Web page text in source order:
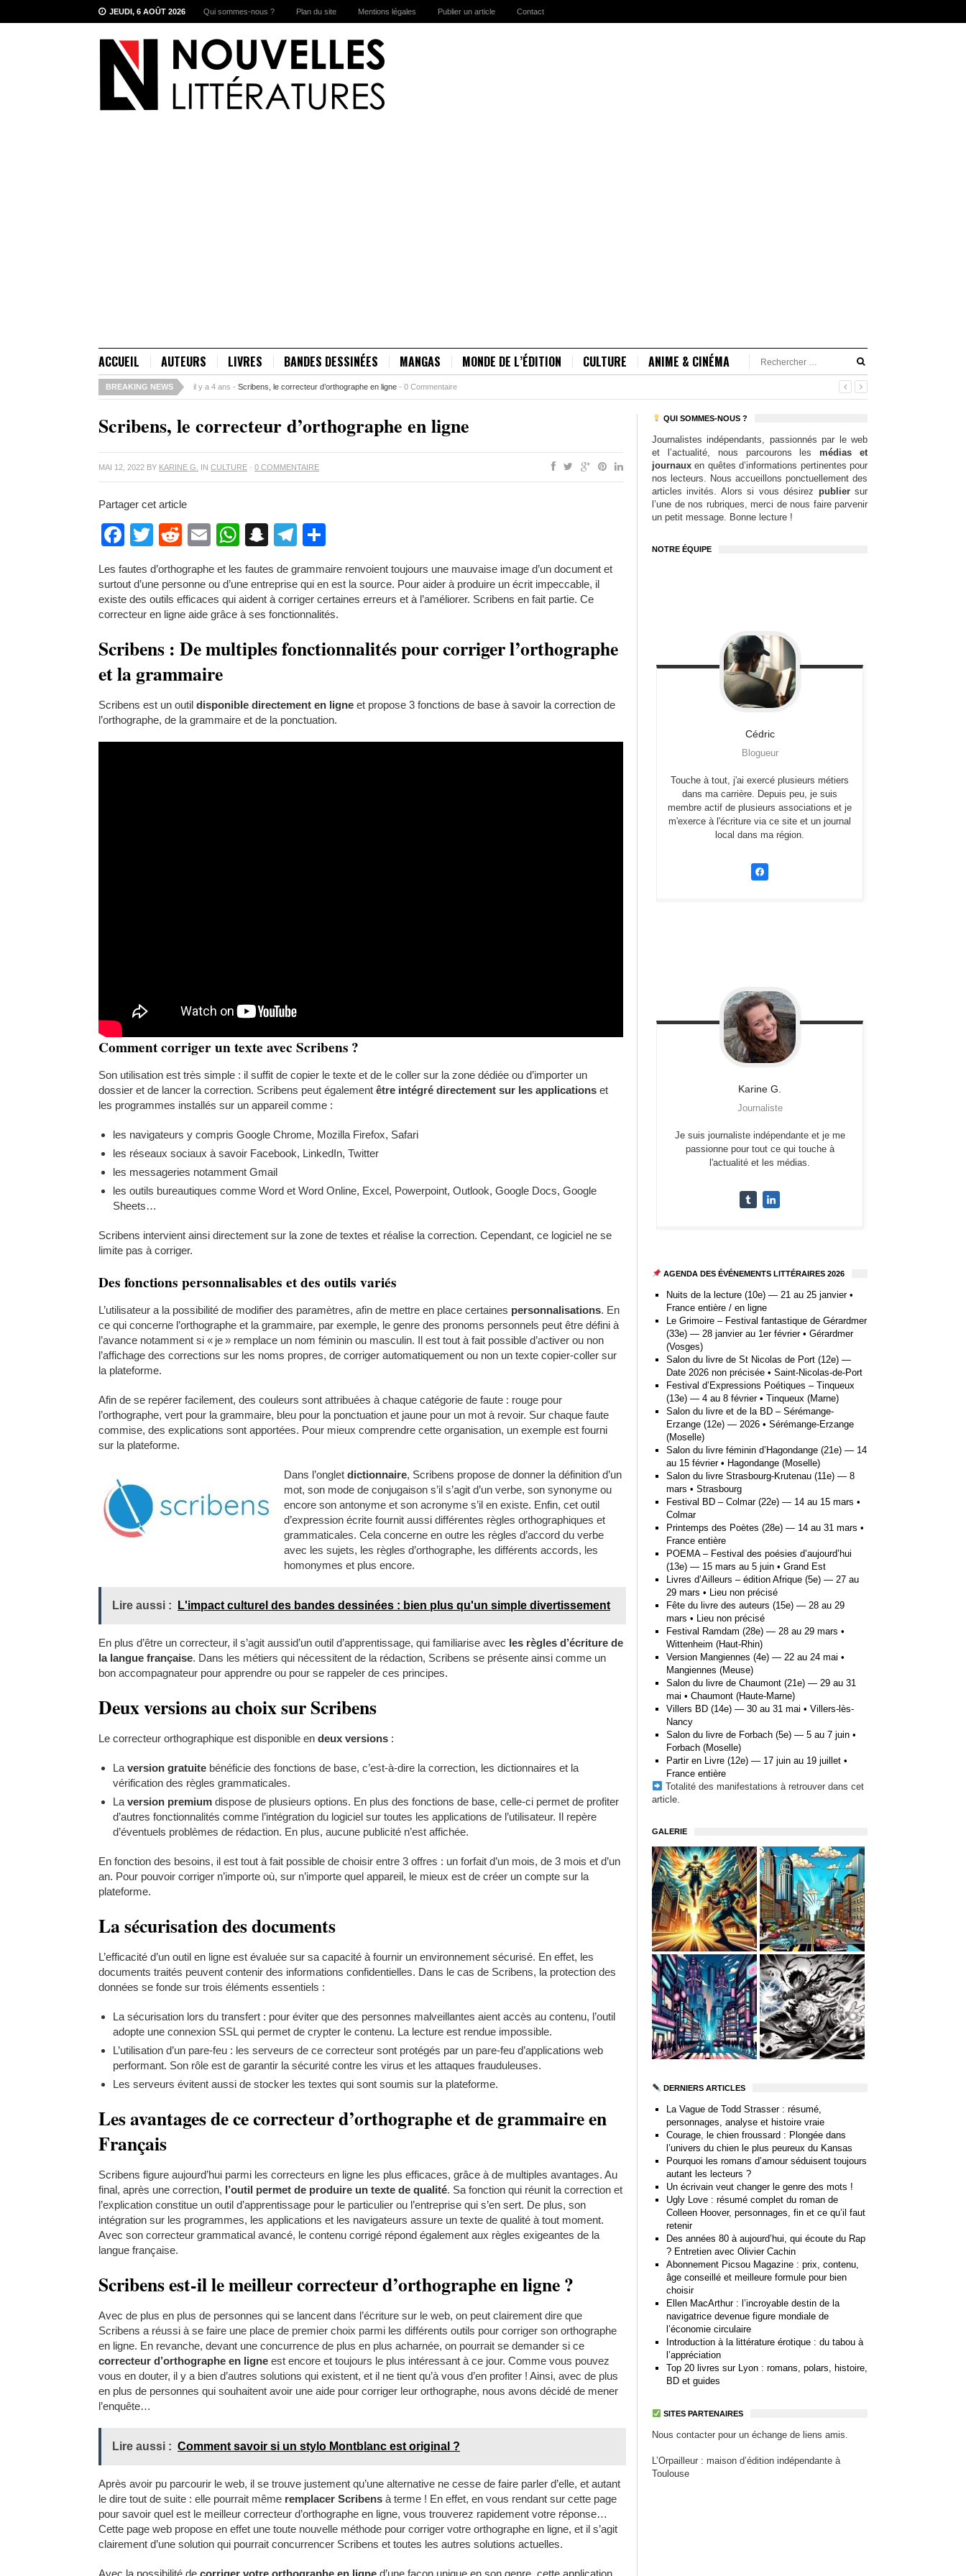
JEUDI, 6 AOÛT 2026 Qui sommes-nous ? Plan du site Mentions légales Publier un article Contact
ACCUEIL AUTEURS LIVRES BANDES DESSINÉES MANGAS MONDE DE L’ÉDITION CULTURE ANIME & CINÉMA
BREAKING NEWS il y a 5 ans - Comment savoir si un stylo Montblanc est original ?-0 Commentaire
Scribens, le correcteur d’orthographe en ligne
MAI 12, 2022 BY KARINE G. IN CULTURE · 0 COMMENTAIRE
Partager cet article
Facebook
Twitter
RedditEmailWhatsApp
Snapchat
Telegram
Les fautes d’orthographe et les fautes de grammaire renvoient toujours une mauvaise image d’un document et
surtout d’une personne ou d’une entreprise qui en est la source. Pour aider à produire un écrit impeccable, il
existe des outils efficaces qui aident à corriger certaines erreurs et à l’améliorer. Scribens en fait partie. Ce
correcteur en ligne aide grâce à ses fonctionnalités.
Scribens : De multiples fonctionnalités pour corriger l’orthographe
et la grammaire
Scribens est un outil disponible directement en ligne et propose 3 fonctions de base à savoir la correction de
l’orthographe, de la grammaire et de la ponctuation.
Comment corriger un texte avec Scribens ?
Son utilisation est très simple : il suffit de copier le texte et de le coller sur la zone dédiée ou d’importer un
dossier et de lancer la correction. Scribens peut également être intégré directement sur les applications et
les programmes installés sur un appareil comme :
les navigateurs y compris Google Chrome, Mozilla Firefox, Safari
les réseaux sociaux à savoir Facebook, LinkedIn, Twitter
les messageries notamment Gmail
les outils bureautiques comme Word et Word Online, Excel, Powerpoint, Outlook, Google Docs, Google
Sheets…
Scribens intervient ainsi directement sur la zone de textes et réalise la correction. Cependant, ce logiciel ne se
limite pas à corriger.
Des fonctions personnalisables et des outils variés
L’utilisateur a la possibilité de modifier des paramètres, afin de mettre en place certaines personnalisations. En
ce qui concerne l’orthographe et la grammaire, par exemple, le genre des pronoms personnels peut être défini à
l’avance notamment si « je » remplace un nom féminin ou masculin. Il est tout à fait possible d’activer ou non
l’affichage des corrections sur les noms propres, de corriger automatiquement ou non un texte copier-coller sur
la plateforme.
Afin de se repérer facilement, des couleurs sont attribuées à chaque catégorie de faute : rouge pour
l’orthographe, vert pour la grammaire, bleu pour la ponctuation et jaune pour un mot à revoir. Sur chaque faute
commise, des explications sont apportées. Pour mieux comprendre cette organisation, un exemple est fourni
sur la plateforme.
Dans l’onglet dictionnaire, Scribens propose de donner la définition d’un
mot, son mode de conjugaison s’il s’agit d’un verbe, son synonyme ou
encore son antonyme et son acronyme s’il en existe. Enfin, cet outil
d’expression écrite fournit aussi différentes règles orthographiques et
grammaticales. Cela concerne en outre les règles d’accord du verbe
avec les sujets, les règles d’orthographe, les différents accords, les
homonymes et plus encore.
Lire aussi : L'impact culturel des bandes dessinées : bien plus qu'un simple divertissement
En plus d’être un correcteur, il s’agit aussid’un outil d’apprentissage, qui familiarise avec les règles d’écriture de
la langue française. Dans les métiers qui nécessitent de la rédaction, Scribens se présente ainsi comme un
bon accompagnateur pour apprendre ou pour se rappeler de ces principes.
Deux versions au choix sur Scribens
Le correcteur orthographique est disponible en deux versions :
La version gratuite bénéficie des fonctions de base, c’est-à-dire la correction, les dictionnaires et la
vérification des règles grammaticales.
La version premium dispose de plusieurs options. En plus des fonctions de base, celle-ci permet de profiter
d’autres fonctionnalités comme l’intégration du logiciel sur toutes les applications de l’utilisateur. Il repère
d’éventuels problèmes de rédaction. En plus, aucune publicité n’est affichée.
En fonction des besoins, il est tout à fait possible de choisir entre 3 offres : un forfait d’un mois, de 3 mois et d’un
an. Pour pouvoir corriger n’importe où, sur n’importe quel appareil, le mieux est de créer un compte sur la
plateforme.
La sécurisation des documents
L’efficacité d’un outil en ligne est évaluée sur sa capacité à fournir un environnement sécurisé. En effet, les
documents traités peuvent contenir des informations confidentielles. Dans le cas de Scribens, la protection des
données se fonde sur trois éléments essentiels :
La sécurisation lors du transfert : pour éviter que des personnes malveillantes aient accès au contenu, l’outil
adopte une connexion SSL qui permet de crypter le contenu. La lecture est rendue impossible.
L’utilisation d’un pare-feu : les serveurs de ce correcteur sont protégés par un pare-feu d’applications web
performant. Son rôle est de garantir la sécurité contre les virus et les attaques frauduleuses.
Les serveurs évitent aussi de stocker les textes qui sont soumis sur la plateforme.
Les avantages de ce correcteur d’orthographe et de grammaire en
Français
Scribens figure aujourd’hui parmi les correcteurs en ligne les plus efficaces, grâce à de multiples avantages. Au
final, après une correction, l’outil permet de produire un texte de qualité. Sa fonction qui réunit la correction et
l’explication constitue un outil d’apprentissage pour le particulier ou l’entreprise qui s’en sert. De plus, son
intégration sur les programmes, les applications et les navigateurs assure un texte de qualité à tout moment.
Avec son correcteur grammatical avancé, le contenu corrigé répond également aux règles exigeantes de la
langue française.
Scribens est-il le meilleur correcteur d’orthographe en ligne ?
Avec de plus en plus de personnes qui se lancent dans l’écriture sur le web, on peut clairement dire que
Scribens a réussi à se faire une place de premier choix parmi les différents outils pour corriger son orthographe
en ligne. En revanche, devant une concurrence de plus en plus acharnée, on pourrait se demander si ce
correcteur d’orthographe en ligne est encore et toujours le plus intéressant à ce jour. Comme vous pouvez
vous en douter, il y a bien d’autres solutions qui existent, et il ne tient qu’à vous d’en profiter ! Ainsi, avec de plus
en plus de personnes qui souhaitent avoir une aide pour corriger leur orthographe, nous avons décidé de mener
l’enquête…
Lire aussi : Comment savoir si un stylo Montblanc est original ?
Après avoir pu parcourir le web, il se trouve justement qu’une alternative ne cesse de faire parler d’elle, et autant
le dire tout de suite : elle pourrait même remplacer Scribens à terme ! En effet, en vous rendant sur cette page
pour savoir quel est le meilleur correcteur d’orthographe en ligne, vous trouverez rapidement votre réponse…
Cette page web propose en effet une toute nouvelle méthode pour corriger votre orthographe en ligne, et il s’agit
clairement d’une solution qui pourrait concurrencer Scribens et toutes les autres solutions actuelles.
Avec la possibilité de corriger votre orthographe en ligne d’une façon unique en son genre, cette application
QUI SOMMES-NOUS ?
Journalistes indépendants, passionnés par le web
et l’actualité, nous parcourons lesmédias et
journaux en quêtes d’informations pertinentes pour
nos lecteurs. Nous accueillons ponctuellement des
articles invités. Alors si vous désirez publiersur
l’une de nos rubriques, merci de nous faire parvenir
un petit message. Bonne lecture !
NOTRE ÉQUIPE
Cédric
Blogueur
Touche à tout, j'ai exercé plusieurs métiers
dans ma carrière. Depuis peu, je suis
membre actif de plusieurs associations et je
m'exerce à l'écriture via ce site et un journal
local dans ma région.
Karine G.
Journaliste
Je suis journaliste indépendante et je me
passionne pour tout ce qui touche à
l'actualité et les médias.
AGENDA DES ÉVÉNEMENTS LITTÉRAIRES 2026
Nuits de la lecture (10e) — 21 au 25 janvier •
France entière / en ligne
Le Grimoire – Festival fantastique de Gérardmer
(33e) — 28 janvier au 1er février • Gérardmer
(Vosges)
Salon du livre de St Nicolas de Port (12e) —
Date 2026 non précisée • Saint-Nicolas-de-Port
Festival d’Expressions Poétiques – Tinqueux
(13e) — 4 au 8 février • Tinqueux (Marne)
Salon du livre et de la BD – Sérémange-
Erzange (12e) — 2026 • Sérémange-Erzange
(Moselle)
Salon du livre féminin d’Hagondange (21e) — 14
au 15 février • Hagondange (Moselle)
Salon du livre Strasbourg-Krutenau (11e) — 8
mars • Strasbourg
Festival BD – Colmar (22e) — 14 au 15 mars •
Colmar
Printemps des Poètes (28e) — 14 au 31 mars •
France entière
POEMA – Festival des poésies d’aujourd’hui
(13e) — 15 mars au 5 juin • Grand Est
Livres d’Ailleurs – édition Afrique (5e) — 27 au
29 mars • Lieu non précisé
Fête du livre des auteurs (15e) — 28 au 29
mars • Lieu non précisé
Festival Ramdam (28e) — 28 au 29 mars •
Wittenheim (Haut-Rhin)
Version Mangiennes (4e) — 22 au 24 mai •
Mangiennes (Meuse)
Salon du livre de Chaumont (21e) — 29 au 31
mai • Chaumont (Haute-Marne)
Villers BD (14e) — 30 au 31 mai • Villers-lès-
Nancy
Salon du livre de Forbach (5e) — 5 au 7 juin •
Forbach (Moselle)
Partir en Livre (12e) — 17 juin au 19 juillet •
France entière
Totalité des manifestations à retrouver dans cet
article.
GALERIE
DERNIERS ARTICLES
La Vague de Todd Strasser : résumé,
personnages, analyse et histoire vraie
Courage, le chien froussard : Plongée dans
l’univers du chien le plus peureux du Kansas
Pourquoi les romans d’amour séduisent toujours
autant les lecteurs ?
Un écrivain veut changer le genre des mots !
Ugly Love : résumé complet du roman de
Colleen Hoover, personnages, fin et ce qu’il faut
retenir
Des années 80 à aujourd’hui, qui écoute du Rap
? Entretien avec Olivier Cachin
Abonnement Picsou Magazine : prix, contenu,
âge conseillé et meilleure formule pour bien
choisir
Ellen MacArthur : l’incroyable destin de la
navigatrice devenue figure mondiale de
l’économie circulaire
Introduction à la littérature érotique : du tabou à
l’appréciation
Top 20 livres sur Lyon : romans, polars, histoire,
BD et guides
SITES PARTENAIRES
Nous contacter pour un échange de liens amis.
L’Orpailleur : maison d’édition indépendante à
Toulouse